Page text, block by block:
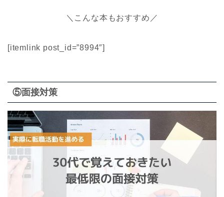
＼こんな本もおすすめ／
[itemlink post_id=”8994″]
⑤面接対策